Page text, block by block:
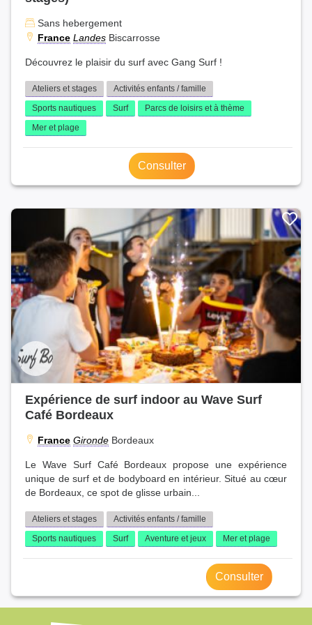
Sans hebergement
France Landes Biscarrosse
Découvrez le plaisir du surf avec Gang Surf !
Ateliers et stages
Activités enfants / famille
Sports nautiques
Surf
Parcs de loisirs et à thème
Mer et plage
Consulter
Expérience de surf indoor au Wave Surf
Café Bordeaux
France Gironde Bordeaux
Le Wave Surf Café Bordeaux propose une expérience
unique de surf et de bodyboard en intérieur. Situé au cœur
de Bordeaux, ce spot de glisse urbain...
Ateliers et stages
Activités enfants / famille
Sports nautiques
Surf Aventure et jeux Mer et plage
Consulter